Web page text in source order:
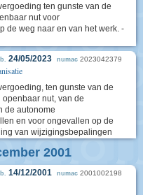
ten gunste van de
nut voor
de weg naar en van het werk. -
24/05/2023 numac 2023042379
ten gunste van de
nut, van de
de autonome
en voor ongevallen op de
van wijzigingsbepalingen
2001
14/12/2001 numac 2001002198